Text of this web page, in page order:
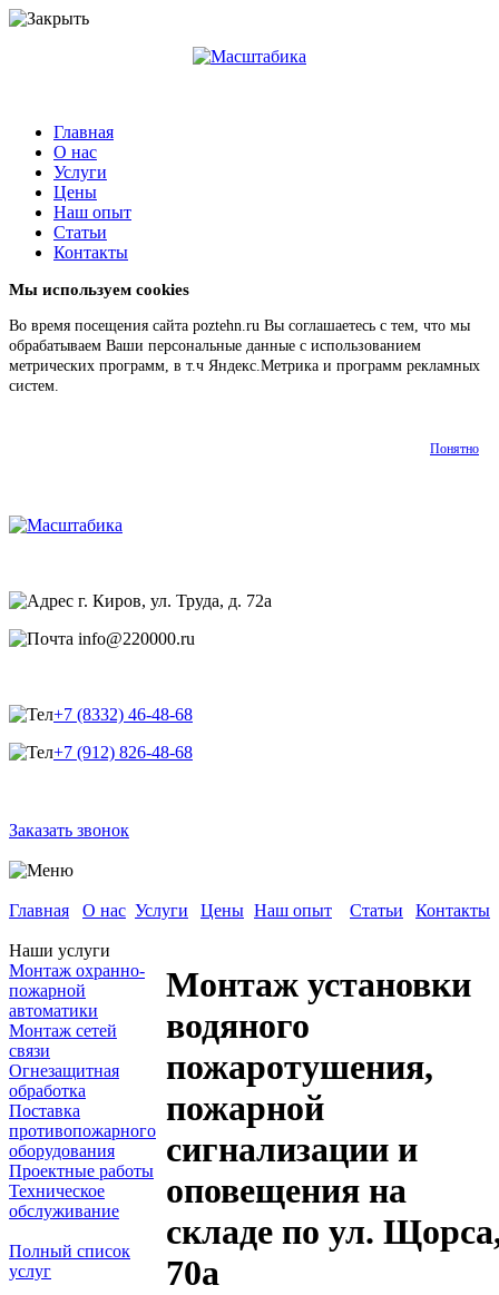
Главная
О нас
Услуги
Цены
Наш опыт
Статьи
Контакты
Мы используем cookies
Во время посещения сайта poztehn.ru Вы соглашаетесь с тем, что мы
обрабатываем Ваши персональные данные с использованием
метрических программ, в т.ч Яндекс.Метрика и программ рекламных
систем.
Понятно
г. Киров, ул. Труда, д. 72а
info@220000.ru
+7 (8332) 46-48-68
+7 (912) 826-48-68
Заказать звонок
Главная О нас Услуги Цены Наш опыт Статьи Контакты
Наши услуги
Монтаж охранно-
пожарной
автоматики
Монтаж сетей
связи
Огнезащитная
обработка
Поставка
противопожарного
оборудования
Проектные работы
Техническое
обслуживание
Полный список
услуг
Монтаж установки
водяного
пожаротушения,
пожарной
сигнализации и
оповещения на
складе по ул.
70а